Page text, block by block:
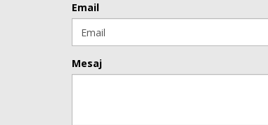
Email
Mesaj